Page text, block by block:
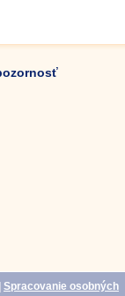
Spracovanie osobných